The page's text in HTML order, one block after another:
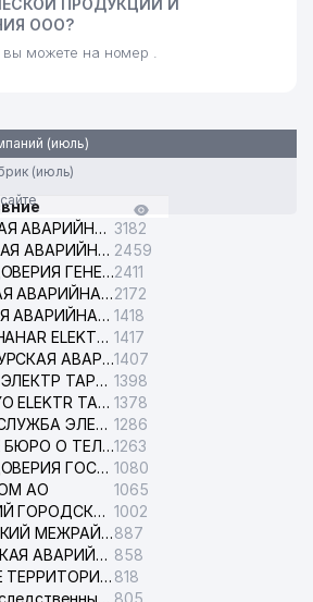
ПРОДУКЦИИ И
ООО?
вы можете на номер .
(июль)
(июль)
ЯШНАБАДСКАЯ АВАРИЙНАЯ СЛУЖБА ЭЛЕКТРОСЕТИ 3182
ЧИЛАНЗАРСКАЯ АВАРИЙНАЯ СЛУЖБА ЭЛЕКТРОСЕТИ 2459
ТЕЛЕФОНЫ ДОВЕРИЯ ГЕНЕРАЛЬНОЙ ПРОКУРАТУРЫ РЕСПУБЛИКИ УЗБЕКИСТАН2411
АЛМАЗАРСКАЯ АВАРИЙНАЯ СЛУЖБА ЭЛЕКТРОСЕТИ2172
УЧТЕПИНСКАЯ АВАРИЙНАЯ СЛУЖБА ЭЛЕКТРОСЕТИ 1418
TOSHKENT SHAHAR ELEKTR TARMOQLARI KORXONASI АО 1417
ШАЙХАНТАХУРСКАЯ АВАРИЙНАЯ СЛУЖБА ЭЛЕКТРОСЕТИ1407
САМАРКАНД ЭЛЕКТР ТАРМОКЛАРИ АО 1398
SURHONDARYO ELEKTR TARMOKLARI АО 1378
АВАРИЙНАЯ СЛУЖБА ЭЛЕКТРОСЕТИ ТАШКЕНТСКОГО РАЙОНА 1286
СПРАВОЧНОЕ БЮРО О ТЕЛЕФОНАХ ОРГАНИЗАЦИЙ г. ТАШКЕНТА1263
ТЕЛЕФОНЫ ДОВЕРИЯ ГОСУДАРСТВЕННОГО ЦЕНТРА ТЕСТИРОВАНИЯ 1080
АО
1065
ТАШКЕНТСКИЙ ГОРОДСКОЙ СУД ПО ГРАЖДАНСКИМ ДЕЛАМ 1002
ЯККАСАРАЙСКИЙ МЕЖРАЙОННЫЙ СУД ПО ГРАЖДАНСКИМ ДЕЛАМ887
ЮНУСАБАДСКАЯ АВАРИЙНАЯ СЛУЖБА ЭЛЕКТРОСЕТИ 858
НАВОИЙСКОЕ ТЕРРИТОРИАЛЬНОЕ ПРЕДПРИЯТИЕ ЭЛЕКТРОСЕТИ АО 818
Ташкентский следственный изолятор 805